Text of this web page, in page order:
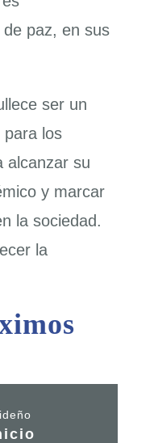
paz, en sus
ser un
para los
alcanzar su
y marcar
la sociedad.
la